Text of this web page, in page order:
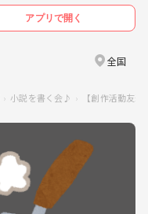
アプリで開く
全国
小説を書く会♪ 【創作活動友